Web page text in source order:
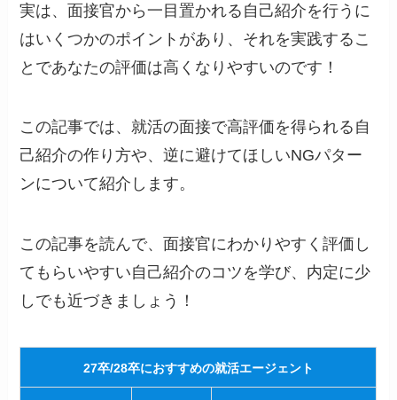
実は、面接官から一目置かれる自己紹介を行うに
はいくつかのポイントがあり、それを実践するこ
とであなたの評価は高くなりやすいのです！
この記事では、就活の面接で高評価を得られる自
己紹介の作り方や、逆に避けてほしいNGパター
ンについて紹介します。
この記事を読んで、面接官にわかりやすく評価し
てもらいやすい自己紹介のコツを学び、内定に少
しでも近づきましょう！
27卒/28卒におすすめの就活エージェント